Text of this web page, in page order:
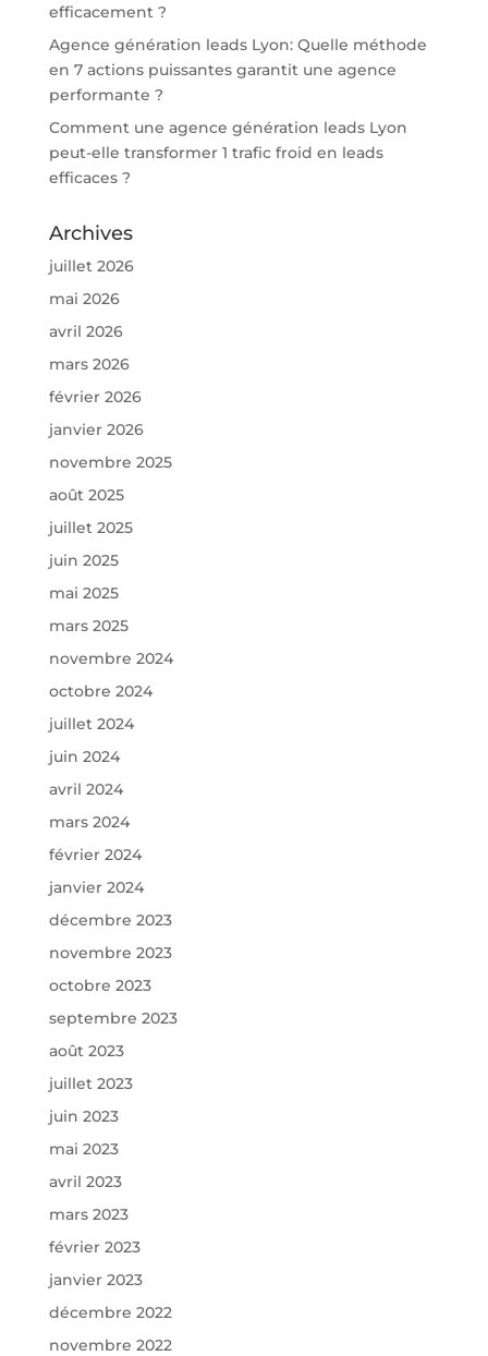
efficacement ?
Agence génération leads Lyon: Quelle méthode
en 7 actions puissantes garantit une agence
performante ?
Comment une agence génération leads Lyon
peut-elle transformer 1 trafic froid en leads
efficaces ?
Archives
juillet 2026
mai 2026
avril 2026
mars 2026
février 2026
janvier 2026
novembre 2025
août 2025
juillet 2025
juin 2025
mai 2025
mars 2025
novembre 2024
octobre 2024
juillet 2024
juin 2024
avril 2024
mars 2024
février 2024
janvier 2024
décembre 2023
novembre 2023
octobre 2023
septembre 2023
août 2023
juillet 2023
juin 2023
mai 2023
avril 2023
mars 2023
février 2023
janvier 2023
décembre 2022
novembre 2022